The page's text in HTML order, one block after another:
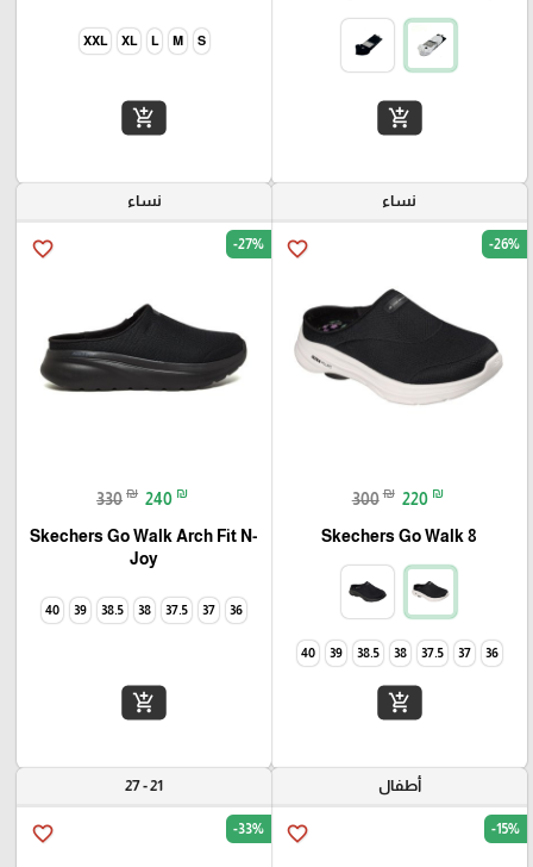
add_shopping_cart
S
M
L
XL
XXL
add_shopping_cart
نساء
favorite_border -26%
300 ₪ 220 ₪
Skechers Go Walk 8
36
37
37.5
38
38.5
39
40
add_shopping_cart
نساء
favorite_border -27%
330 ₪ 240 ₪
Skechers Go Walk Arch Fit N-
Joy
36
37
37.5
38
38.5
39
40
add_shopping_cart
أطفال
favorite_border -15%
21 - 27
favorite_border -33%